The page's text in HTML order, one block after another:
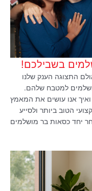
בשבילכם!
התצוגה הענק שלנו
למטבח שלהם.
אנו עושים את המאמץ
הטוב ביותר ולסייע
יחד כסאות בר מושלמים